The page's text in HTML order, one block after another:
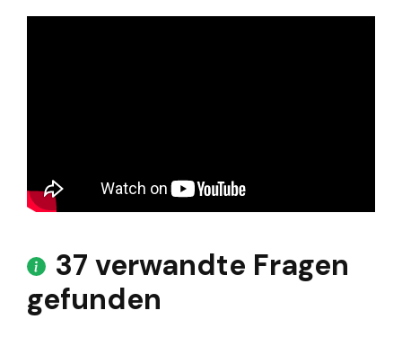
37 verwandte Fragen
gefunden